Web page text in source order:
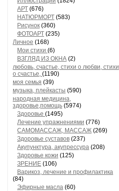
АРТ (676)
НАТЮРМОРТ (583)
Рисунок (360)
ФОТОАРТ (235)
Личное (168)
Мои стихи (6)
ВЗГЛЯД ИЗ ОКНА (2)
любовь, счастье, стихи о любви, стихи
о счастье, (1190)
моя семья (39)
музыка, плейкасты (590)
народная медицина,
здоровье,помощь (5974)
Здоровье (1495)
Лечение упражнениями (776)
САМОМАССАЖ, МАССАЖ (269)
Здоровье суставов (237)
Акупунктура, акупрессура (208)
Здоровье кожи (125)
ЗРЕНИЕ (106)
Варикоз, лечение и профилактика
(84)
Эфирные масла (60)